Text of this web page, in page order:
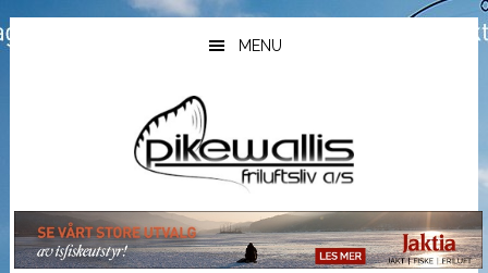
Hopp
til
Hopp
til
Hopp
til
MENU